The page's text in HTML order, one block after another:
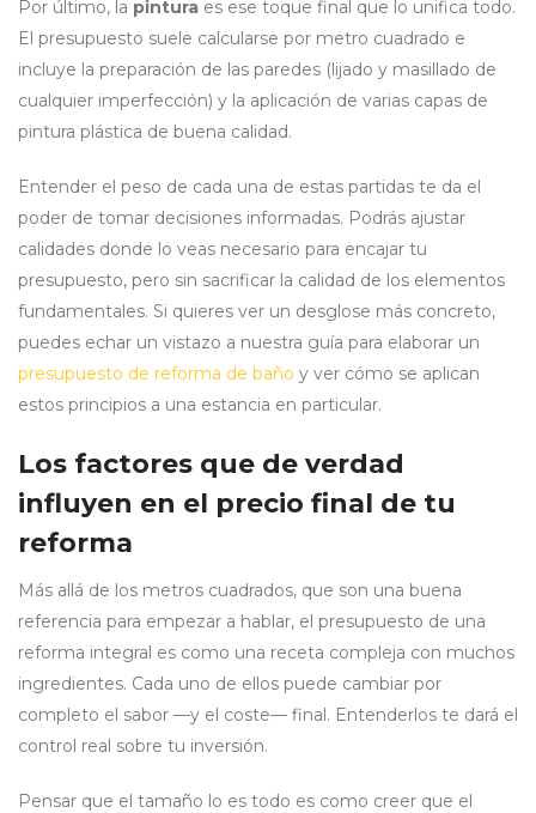
Por último, la pintura es ese toque final que lo unifica todo.
El presupuesto suele calcularse por metro cuadrado e
incluye la preparación de las paredes (lijado y masillado de
cualquier imperfección) y la aplicación de varias capas de
pintura plástica de buena calidad.
Entender el peso de cada una de estas partidas te da el
poder de tomar decisiones informadas. Podrás ajustar
calidades donde lo veas necesario para encajar tu
presupuesto, pero sin sacrificar la calidad de los elementos
fundamentales. Si quieres ver un desglose más concreto,
puedes echar un vistazo a nuestra guía para elaborar un
presupuesto de reforma de baño y ver cómo se aplican
estos principios a una estancia en particular.
Los factores que de verdad
influyen en el precio final de tu
reforma
Más allá de los metros cuadrados, que son una buena
referencia para empezar a hablar, el presupuesto de una
reforma integral es como una receta compleja con muchos
ingredientes. Cada uno de ellos puede cambiar por
completo el sabor —y el coste— final. Entenderlos te dará el
control real sobre tu inversión.
Pensar que el tamaño lo es todo es como creer que el